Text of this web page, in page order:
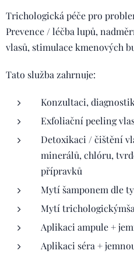
Trichologická péče pro
Prevence / léčba lupů,
vlasů, stimulace kmenových
Tato služba zahrnuje:
Konzultaci,
Exfoliační peeling
Detoxikaci / čištění
minerálů, chlóru,
přípravků
Mytí šamponem dle
Mytí
Aplikaci ampule +
Aplikaci séra +